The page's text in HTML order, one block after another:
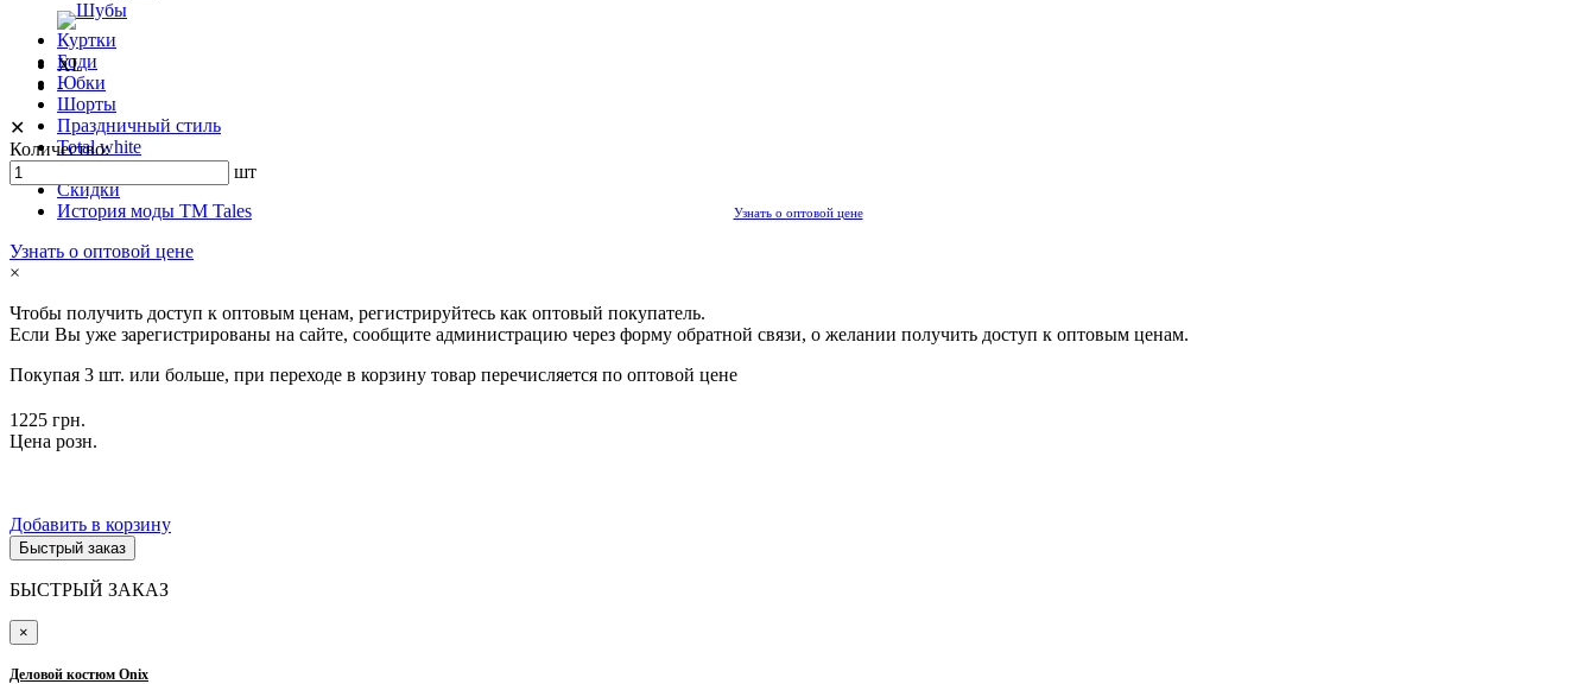
Куртки
Боди
Юбки
Шорты
Праздничный стиль
Total white
ЗИМА 24
Скидки
История моды ТМ Tales
XL
-
✕
Количество:
шт
Узнать о оптовой цене
Узнать о оптовой цене
×
Чтобы получить доступ к оптовым ценам, регистрируйтесь как оптовый покупатель.
Если Вы уже зарегистрированы на сайте, сообщите администрацию через форму обратной связи, о желании получить доступ к оптовым ценам.
Покупая 3 шт. или больше, при переходе в корзину товар перечисляется по оптовой цене
1225 грн.
Цена розн.
Добавить в корзину
Быстрый заказ
БЫСТРЫЙ ЗАКАЗ
×
Деловой костюм Onix